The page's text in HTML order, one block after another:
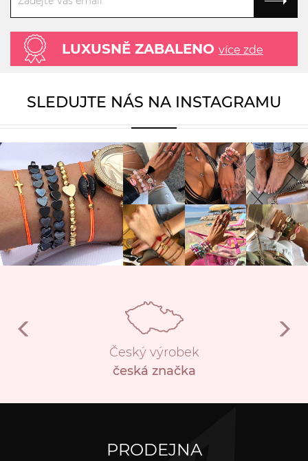
LUXUSNĚ ZABALENO více zde
SLEDUJTE NÁS NA INSTAGRAMU
Český výrobek
česká značka
PRODEJNA